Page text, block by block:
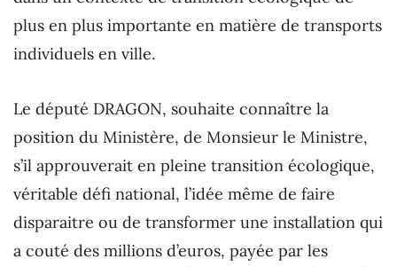
plus en plus importante en matière de transports
individuels en ville.
Le député DRAGON, souhaite connaître la
position du Ministère, de Monsieur le Ministre,
s’il approuverait en pleine transition écologique,
véritable défi national, l’idée même de faire
disparaitre ou de transformer une installation qui
a couté des millions d’euros, payée par les